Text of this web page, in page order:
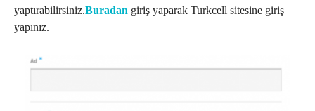
yaptırabilirsiniz.Buradan giriş yaparak Turkcell sitesine giriş
yapınız.